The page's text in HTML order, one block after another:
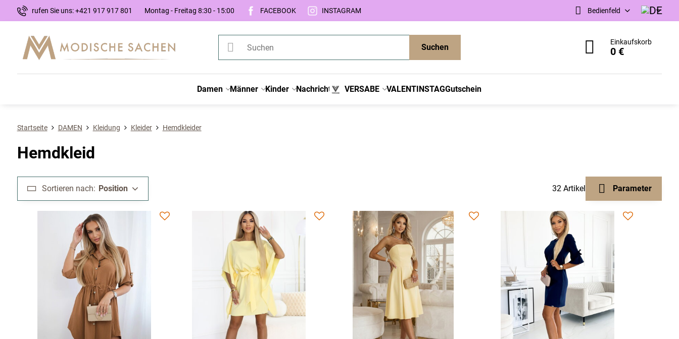
rufen Sie uns: +421 917 917 801 Montag - Freitag 8:30 - 15:00 FACEBOOK INSTAGRAM Bedienfeld
Suchen
Einkaufskorb
0 €
Damen Männer Kinder Nachricht VERSABE VALENTINSTAGGutschein
Startseite DAMEN Kleidung Kleider Hemdkleider
Hemdkleid
Sortieren nach: Position 32 Artikel Parameter